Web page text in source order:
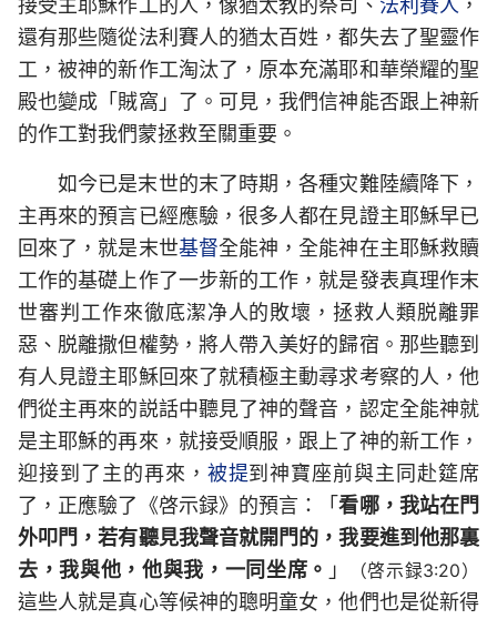
接受主耶穌作工的人，像猶太教的祭司、 法利賽人 ，
還有那些隨從法利賽人的猶太百姓，都失去了聖靈作
工，被神的新作工淘汰了，原本充滿耶和華榮耀的聖
殿也變成「賊窩」了。可見，我們信神能否跟上神新
的作工對我們蒙拯救至關重要。
如今已是末世的末了時期，各種灾難陸續降下，
主再來的預言已經應驗，很多人都在見證主耶穌早已
回來了，就是末世基督全能神，全能神在主耶穌救贖
工作的基礎上作了一步新的工作，就是發表真理作末
世審判工作來徹底潔净人的敗壞，拯救人類脱離罪
惡、脱離撒但權勢，將人帶入美好的歸宿。那些聽到
有人見證主耶穌回來了就積極主動尋求考察的人，他
們從主再來的説話中聽見了神的聲音，認定全能神就
是主耶穌的再來，就接受順服，跟上了神的新工作，
迎接到了主的再來， 被提到神寶座前與主同赴筵席
了，正應驗了《啓示録》的預言：「看哪，我站在門
外叩門，若有聽見我聲音就開門的，我要進到他那裏
去，我與他，他與我，一同坐席。 」 （啓示録3:20）
這些人就是真心等候神的聰明童女，他們也是從新得